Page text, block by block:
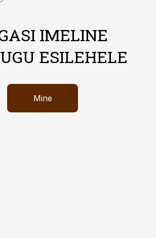
IMELINE
ESILEHELE
Mine